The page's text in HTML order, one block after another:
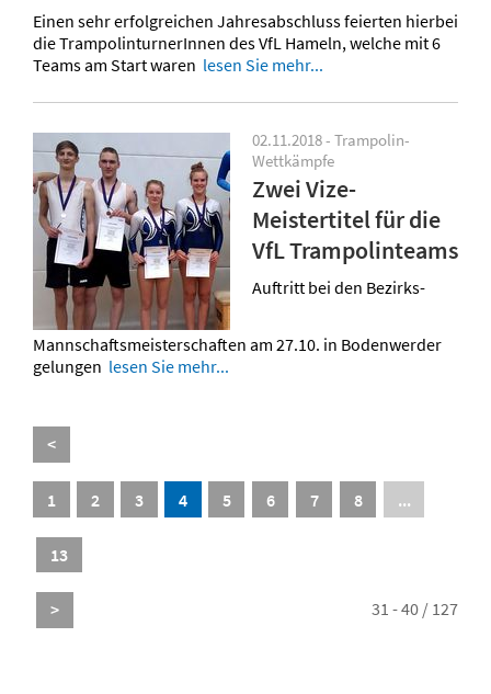
Einen sehr erfolgreichen Jahresabschluss feierten hierbei
die TrampolinturnerInnen des VfL Hameln, welche mit 6
Teams am Start waren lesen Sie mehr...
02.11.2018 - Trampolin-
Wettkämpfe
Zwei Vize-
Meistertitel für die
VfL Trampolinteams
Auftritt bei den Bezirks-
Mannschaftsmeisterschaften am 27.10. in Bodenwerder
gelungen lesen Sie mehr...
<
1 2 3 4 5 6 7 8 ...
13
> 31 - 40 / 127